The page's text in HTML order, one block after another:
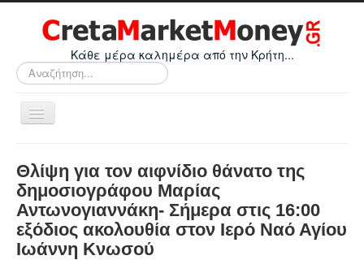
Κάθε μέρα καλημέρα από την Κρήτη...
Αναζήτηση...
Εναλλαγή
πλοήγησης
Οικονομικά
Κρήτη
Ελλάδα
Θλίψη για τον αιφνίδιο θάνατο της
δημοσιογράφου Μαρίας
Αντωνογιαννάκη- Σήμερα στις 16:00
εξόδιος ακολουθία στον Ιερό Ναό Αγίου
Ιωάννη Κνωσού